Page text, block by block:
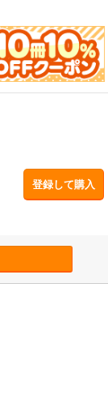
登録して購入